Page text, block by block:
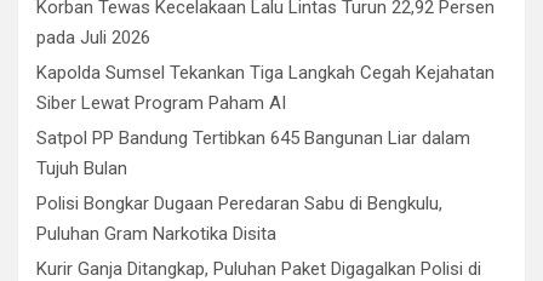
Korban Tewas Kecelakaan Lalu Lintas Turun 22,92 Persen
pada Juli 2026
Kapolda Sumsel Tekankan Tiga Langkah Cegah Kejahatan
Siber Lewat Program Paham AI
Satpol PP Bandung Tertibkan 645 Bangunan Liar dalam
Tujuh Bulan
Polisi Bongkar Dugaan Peredaran Sabu di Bengkulu,
Puluhan Gram Narkotika Disita
Kurir Ganja Ditangkap, Puluhan Paket Digagalkan Polisi di